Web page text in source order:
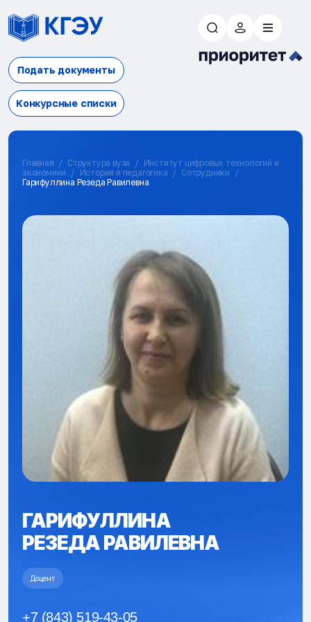
Подать документы
Конкурсные списки
Главная Структура вуза
Институт цифровых технологий и
экономики
История и педагогика
Сотрудники
Гарифуллина Резеда Равилевна
ГАРИФУЛЛИНА
РЕЗЕДА РАВИЛЕВНА
Доцент
+7 (843) 519-43-05